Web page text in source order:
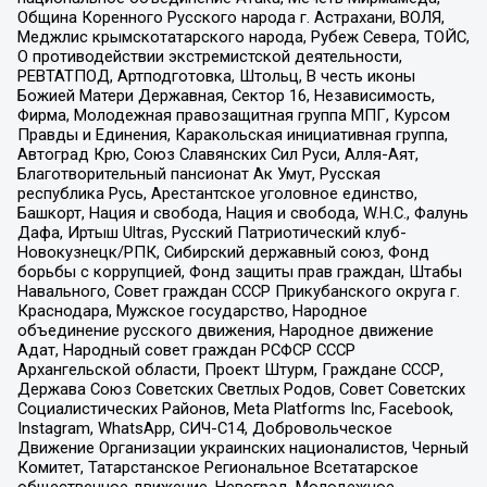
Община Коренного Русского народа г. Астрахани, ВОЛЯ,
Меджлис крымскотатарского народа, Рубеж Севера, ТОЙС,
О противодействии экстремистской деятельности,
РЕВТАТПОД, Артподготовка, Штольц, В честь иконы
Божией Матери Державная, Сектор 16, Независимость,
Фирма, Молодежная правозащитная группа МПГ, Курсом
Правды и Единения, Каракольская инициативная группа,
Автоград Крю, Союз Славянских Сил Руси, Алля-Аят,
Благотворительный пансионат Ак Умут, Русская
республика Русь, Арестантское уголовное единство,
Башкорт, Нация и свобода, Нация и свобода, W.H.С., Фалунь
Дафа, Иртыш Ultras, Русский Патриотический клуб-
Новокузнецк/РПК, Сибирский державный союз, Фонд
борьбы с коррупцией, Фонд защиты прав граждан, Штабы
Навального, Совет граждан СССР Прикубанского округа г.
Краснодара, Мужское государство, Народное
объединение русского движения, Народное движение
Адат, Народный совет граждан РСФСР СССР
Архангельской области, Проект Штурм, Граждане СССР,
Держава Союз Советских Светлых Родов, Совет Советских
Социалистических Районов, Meta Platforms Inc, Facebook,
Instagram, WhatsApp, СИЧ-С14, Добровольческое
Движение Организации украинских националистов, Черный
Комитет, Татарстанское Региональное Всетатарское